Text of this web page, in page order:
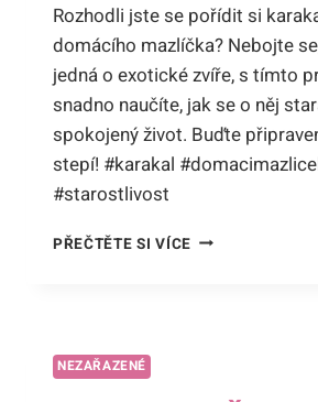
Rozhodli jste se pořídit si
domácího mazlíčka? Nebojte
jedná o exotické zvíře, s tímto
snadno naučíte, jak se o něj
spokojený život. Buďte
stepí! #karakal
#starostlivost
PŘEČTĚTE SI VÍCEKARAKAL
NEZAŘAZENÉ